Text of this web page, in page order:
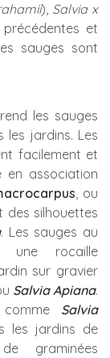
), Salvia x
et
sauges sont
les sauges
les jardins. Les
facilement et
en association
, ou
des silhouettes
. Les sauges au
une rocaille
sur gravier
Salvia Apiana.
Salvia
les jardins de
graminées